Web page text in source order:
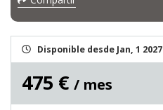
Disponible desde Jan, 1 2027
475 € / mes